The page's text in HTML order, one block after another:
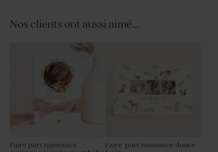
Contenant dragées baptême
Nos clients ont aussi aimé...
Faire part naissance
Faire-part naissance douce